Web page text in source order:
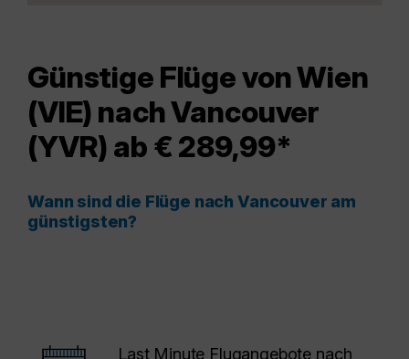
Günstige Flüge von Wien
(VIE) nach Vancouver
(YVR) ab € 289,99*
Wann sind die Flüge nach Vancouver am
günstigsten?
Last Minute Flugangebote nach